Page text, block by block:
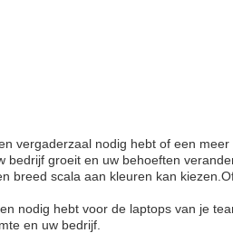
vergaderzaal nodig hebt of een
groeit en uw behoeften
breed scala aan kleuren kan
nodig hebt voor de laptops van je
en uw bedrijf.